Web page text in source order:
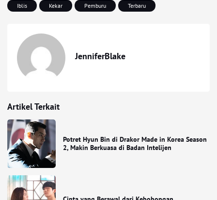
Iblis
Kekar Pemburu Terbaru
JenniferBlake
Artikel Terkait
Potret Hyun Bin di Drakor Made in Korea Season
2, Makin Berkuasa di Badan Intelijen